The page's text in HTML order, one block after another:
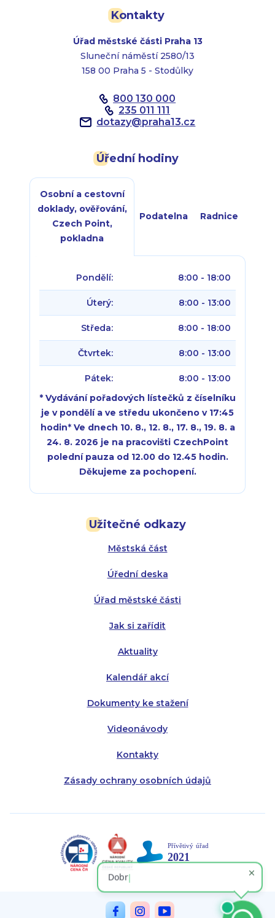
Kontakty
Úřad městské části Praha 13
Sluneční náměstí 2580/13
158 00 Praha 5 - Stodůlky
800 130 000
235 011 111
dotazy@praha13.cz
Užitečné odkazy
Městská část
Úřední deska
Úřad městské části
Jak si zařídit
Aktuality
Kalendář akcí
Dokumenty ke stažení
Videonávody
Kontakty
Zásady ochrany osobních údajů
Úřední hodiny
Osobní a cestovní
doklady, ověřování,
Czech Point,
pokladna
Podatelna Radnice
Pondělí: 8:00 - 18:00
Úterý: 8:00 - 13:00
Středa: 8:00 - 18:00
Čtvrtek: 8:00 - 13:00
Pátek:
8:00 - 13:00
* Vydávání pořadových lístečků z číselníku
je v pondělí a ve středu ukončeno v 17:45
hodin* Ve dnech 10. 8., 12. 8., 17. 8., 19. 8. a
24. 8. 2026 je na pracovišti CzechPoint
polední pauza od 12.00 do 12.45 hodin.
Děkujeme za pochopení.
Úterý:
Středa:
Čtvrtek:
Pátek:
Úterý:
Středa:
Čtvrtek: